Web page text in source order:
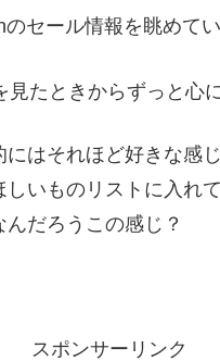
セール情報を眺めてい
見たときからずっと心
はそれほど好きな感
いものリストに入れ
だろうこの感じ？
スポンサーリンク